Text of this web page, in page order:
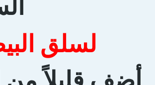
لسلق